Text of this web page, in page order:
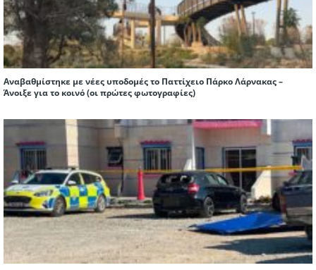
Αναβαθμίστηκε με νέες υποδομές το Παττίχειο Πάρκο Λάρνακας –
Άνοιξε για το κοινό (οι πρώτες φωτογραφίες)